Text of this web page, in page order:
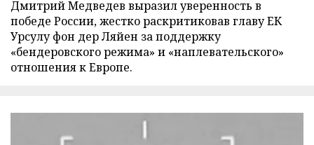
Дмитрий Медведев выразил уверенность в
победе России, жестко раскритиковав главу ЕК
Урсулу фон дер Ляйен за поддержку
«бендеровского режима» и «наплевательского»
отношения к Европе.